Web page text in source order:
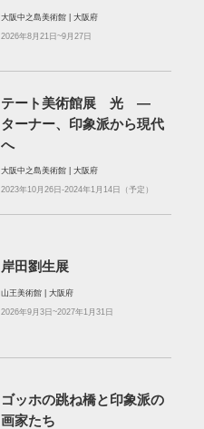
大阪中之島美術館 | 大阪府
2026年8月21日~9月27日
テート美術館展 光 ―
ターナー、印象派から現代
へ
大阪中之島美術館 | 大阪府
2023年10月26日-2024年1月14日（予定）
岸田劉生展
山王美術館 | 大阪府
2026年9月3日~2027年1月31日
ゴッホの跳ね橋と印象派の
画家たち